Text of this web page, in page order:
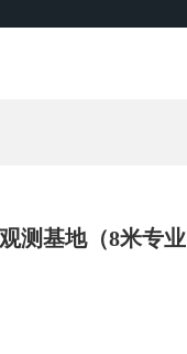
测基地（8米专业